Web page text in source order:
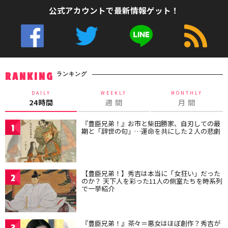
公式アカウントで最新情報ゲット！
RANKING ランキング
DAILY
24時間
WEEKLY
週 間
MONTHLY
月 間
1 『豊臣兄弟！』お市と柴田勝家、自刃しての最
期と「辞世の句」…運命を共にした２人の悲劇
2 【豊臣兄弟！】秀吉は本当に「女狂い」だった
のか？ 天下人を彩った11人の側室たちを時系列
で一挙紹介
『豊臣兄弟！』茶々＝悪女はほぼ創作？秀吉が